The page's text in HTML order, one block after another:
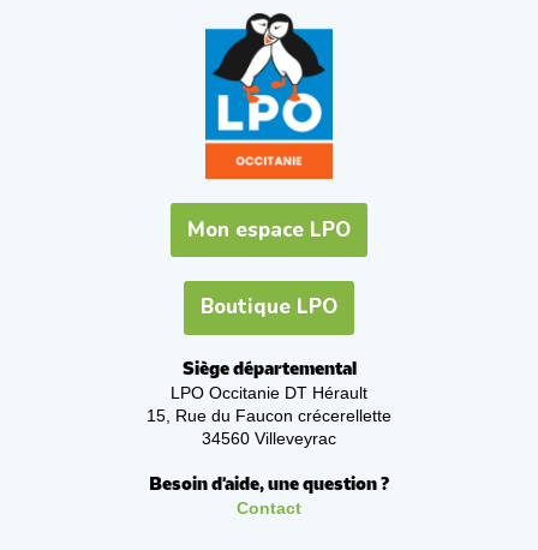
Mon espace LPO
Boutique LPO
Siège départemental
LPO Occitanie DT Hérault
15, Rue du Faucon crécerellette
34560 Villeveyrac
Besoin d'aide, une question ?
Contact